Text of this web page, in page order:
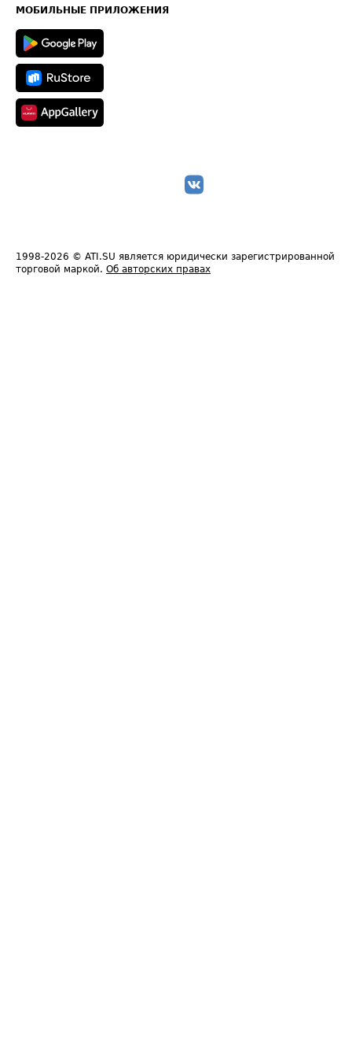
Техническая информация
МОБИЛЬНЫЕ ПРИЛОЖЕНИЯ
1998-2026 © ATI.SU является юридически зарегистрированной
торговой маркой. Об авторских правах